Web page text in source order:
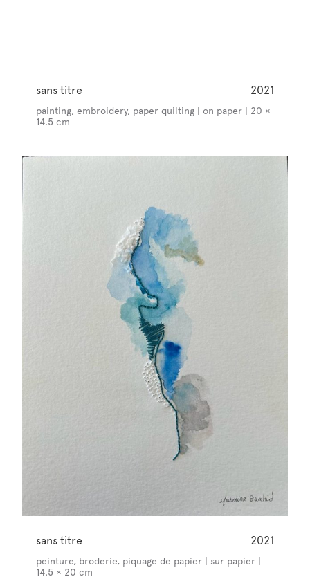
sans titre 2021
painting, embroidery, paper quilting | on paper | 20 ×
14.5 cm
sans titre 2021
peinture, broderie, piquage de papier | sur papier |
14.5 × 20 cm